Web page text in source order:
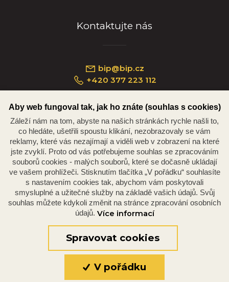
Kontaktujte nás
bip@bip.cz
+420 377 223 112
Náměstí Republiky 234/35, 301 00 Plzeň
Aby web fungoval tak, jak ho znáte (souhlas s cookies)
Záleží nám na tom, abyste na našich stránkách rychle našli to,
co hledáte, ušetřili spoustu klikání, nezobrazovaly se vám
reklamy, které vás nezajímají a viděli web v zobrazení na které
jste zvyklí. Proto od vás potřebujeme souhlas se zpracováním
souborů cookies - malých souborů, které se dočasně ukládají
ve vašem prohlížeči. Stisknutím tlačítka „V pořádku“ souhlasíte
s nastavením cookies tak, abychom vám poskytovali
smysluplné a užitečné služby na základě vašich údajů. Svůj
souhlas můžete kdykoli změnit na stránce zpracování osobních
údajů. Více informací
Spravovat cookies
V pořádku